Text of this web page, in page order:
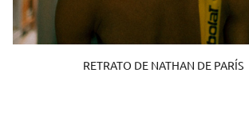
RETRATO DE NATHAN DE PARÍS